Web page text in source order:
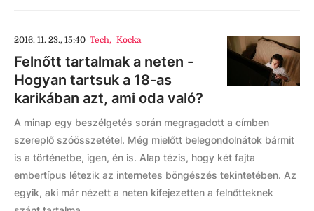
2016. 11. 23., 15:40 Tech, Kocka
Felnőtt tartalmak a neten -
Hogyan tartsuk a 18-as
karikában azt, ami oda való?
A minap egy beszélgetés során megragadott a címben
szereplő szóösszetétel. Még mielőtt belegondolnátok bármit
is a történetbe, igen, én is. Alap tézis, hogy két fajta
embertípus létezik az internetes böngészés tekintetében. Az
egyik, aki már nézett a neten kifejezetten a felnőtteknek